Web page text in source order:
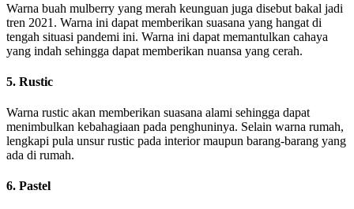
Warna buah mulberry yang merah keunguan juga disebut bakal jadi
tren 2021. Warna ini dapat memberikan suasana yang hangat di
tengah situasi pandemi ini. Warna ini dapat memantulkan cahaya
yang indah sehingga dapat memberikan nuansa yang cerah.
5. Rustic
Warna rustic akan memberikan suasana alami sehingga dapat
menimbulkan kebahagiaan pada penghuninya. Selain warna rumah,
lengkapi pula unsur rustic pada interior maupun barang-barang yang
ada di rumah.
6. Pastel